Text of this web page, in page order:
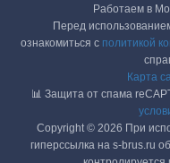
Работаем в
Перед
ознакомиться с политикой
Карта
📊 Защита от спама
Copyright © 2026 При
гиперссылка на s-brus.ru